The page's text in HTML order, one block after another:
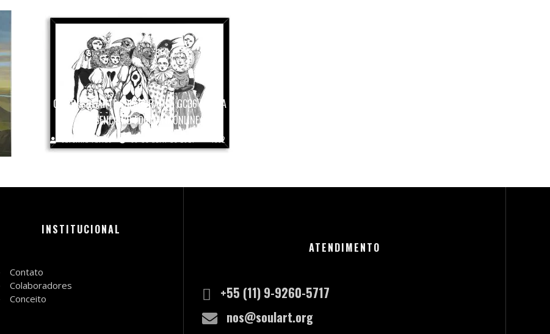
GALERIA DE ARTE COLABORATIVA GC36 MARCA
PRESENÇA NO FORMATO ONLINE
Carolina Farias 1532
INSTITUCIONAL
Contato
Colaboradores
Conceito
ATENDIMENTO
+55 (11) 9-9260-5717
nos@soulart.org